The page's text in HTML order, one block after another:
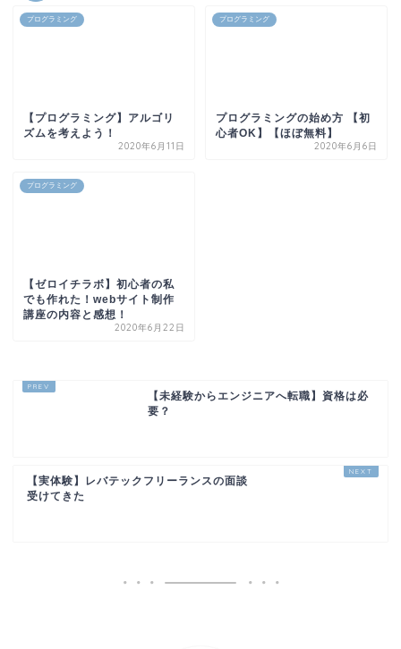
プログラミング
【プログラミング】アルゴリ
ズムを考えよう！
2020年6月11日
プログラミング
プログラミングの始め方 【初
心者OK】【ほぼ無料】
2020年6月6日
プログラミング
【ゼロイチラボ】初心者の私
でも作れた！webサイト制作
講座の内容と感想！
2020年6月22日
【未経験からエンジニアへ転職】資格は必
要？
【実体験】レバテックフリーランスの面談
受けてきた